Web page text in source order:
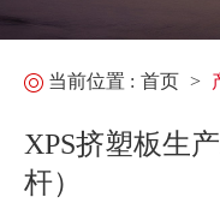
当前位置 : 首页 >
XPS挤塑板生
杆）